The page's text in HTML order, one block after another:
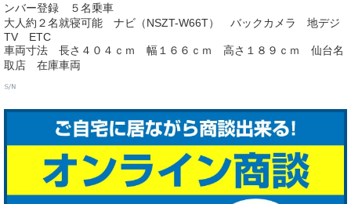
ンバー登録 ５名乗車
大人約２名就寝可能 ナビ（NSZT-W66T） バックカメラ 地デジ
TV ETC
車両寸法 長さ４０４ｃｍ 幅１６６ｃｍ 高さ１８９ｃｍ 仙台名
取店 在庫車両